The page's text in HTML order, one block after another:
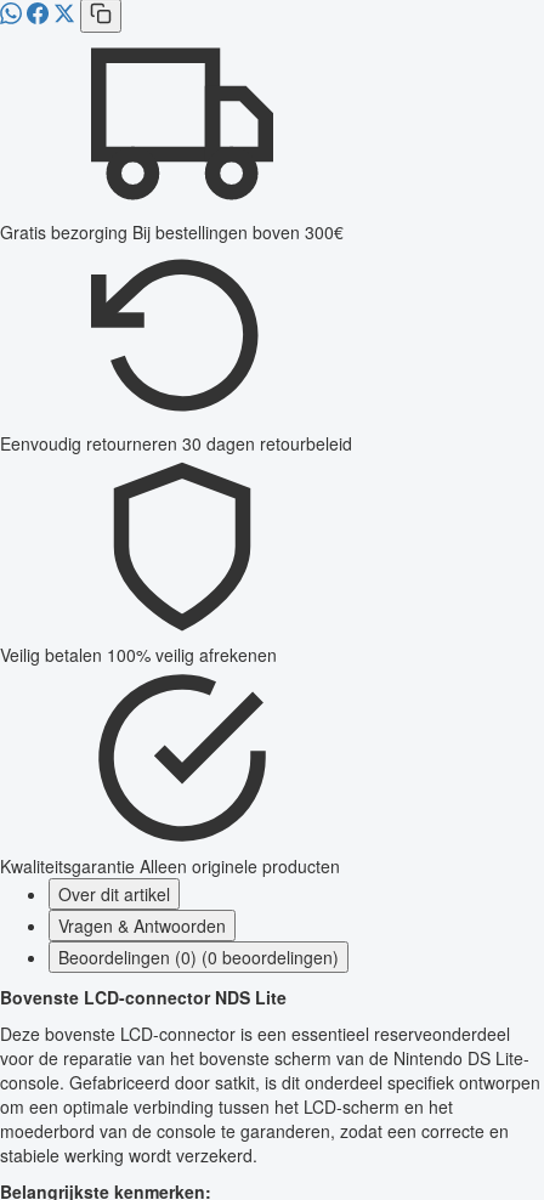
Gratis bezorging Bij bestellingen boven 300€
Eenvoudig retourneren 30 dagen retourbeleid
Veilig betalen 100% veilig afrekenen
Kwaliteitsgarantie Alleen originele producten
Over dit artikel
Vragen & Antwoorden
Beoordelingen (0) (0 beoordelingen)
Bovenste LCD-connector NDS Lite
Deze bovenste LCD-connector is een essentieel reserveonderdeel
voor de reparatie van het bovenste scherm van de Nintendo DS Lite-
console. Gefabriceerd door satkit, is dit onderdeel specifiek ontworpen
om een optimale verbinding tussen het LCD-scherm en het
moederbord van de console te garanderen, zodat een correcte en
stabiele werking wordt verzekerd.
Belangrijkste kenmerken: